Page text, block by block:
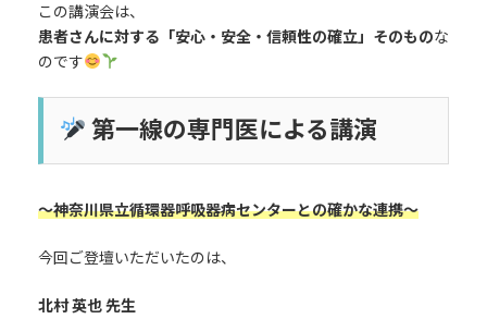
この講演会は、
患者さんに対する「安心・安全・信頼性の確立」そのものな
のです
第一線の専門医による講演
〜神奈川県立循環器呼吸器病センターとの確かな連携〜
今回ご登壇いただいたのは、
北村 英也 先生